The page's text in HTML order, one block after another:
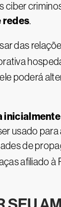
ciber
redes.
das
poderá
usado
de
afiliado